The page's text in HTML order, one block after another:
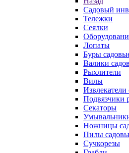
Садовый
Тележки
Сеялки
Лопаты
Буры
Валики
Рыхлители
Вилы
Извлекатели
Подвязчики
Секаторы
Ножницы
Пилы
Сучкорезы